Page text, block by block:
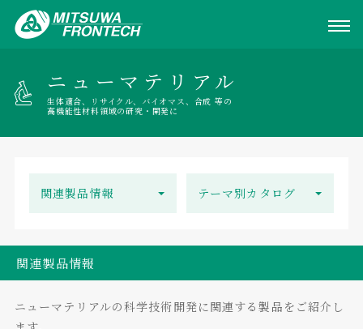
ニューマテリアル
生体適合、リサイクル、バイオマス、合成 等の
高機能性材料領域の研究・開発に
関連製品情報 テーマ別カタログ
関連製品情報
ニューマテリアルの科学技術開発に関連する製品をご紹介し